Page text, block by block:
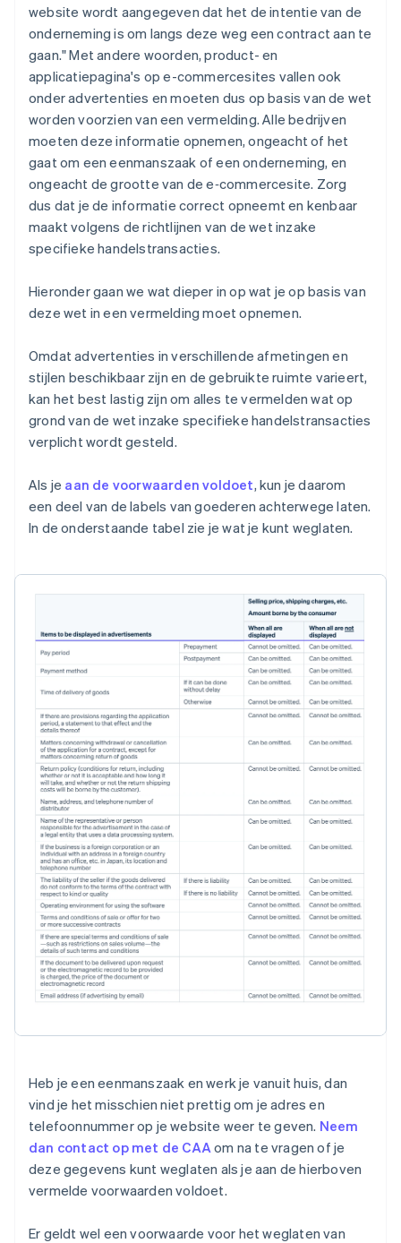
website wordt aangegeven dat het de intentie van de
onderneming is om langs deze weg een contract aan te
gaan." Met andere woorden, product- en
applicatiepagina's op e-commercesites vallen ook
onder advertenties en moeten dus op basis van de wet
worden voorzien van een vermelding. Alle bedrijven
moeten deze informatie opnemen, ongeacht of het
gaat om een eenmanszaak of een onderneming, en
ongeacht de grootte van de e‑commercesite. Zorg
dus dat je de informatie correct opneemt en kenbaar
maakt volgens de richtlijnen van de wet inzake
specifieke handelstransacties.
Hieronder gaan we wat dieper in op wat je op basis van
deze wet in een vermelding moet opnemen.
Omdat advertenties in verschillende afmetingen en
stijlen beschikbaar zijn en de gebruikte ruimte varieert,
kan het best lastig zijn om alles te vermelden wat op
grond van de wet inzake specifieke handelstransacties
verplicht wordt gesteld.
Als je aan de voorwaarden voldoet, kun je daarom
een deel van de labels van goederen achterwege laten.
In de onderstaande tabel zie je wat je kunt weglaten.
Heb je een eenmanszaak en werk je vanuit huis, dan
vind je het misschien niet prettig om je adres en
telefoonnummer op je website weer te geven. Neem
dan contact op met de CAA om na te vragen of je
deze gegevens kunt weglaten als je aan de hierboven
vermelde voorwaarden voldoet.
Er geldt wel een voorwaarde voor het weglaten van